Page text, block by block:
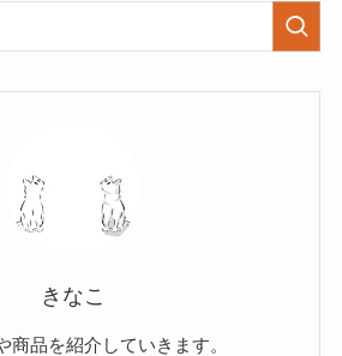
きなこ
商品を紹介していきます。